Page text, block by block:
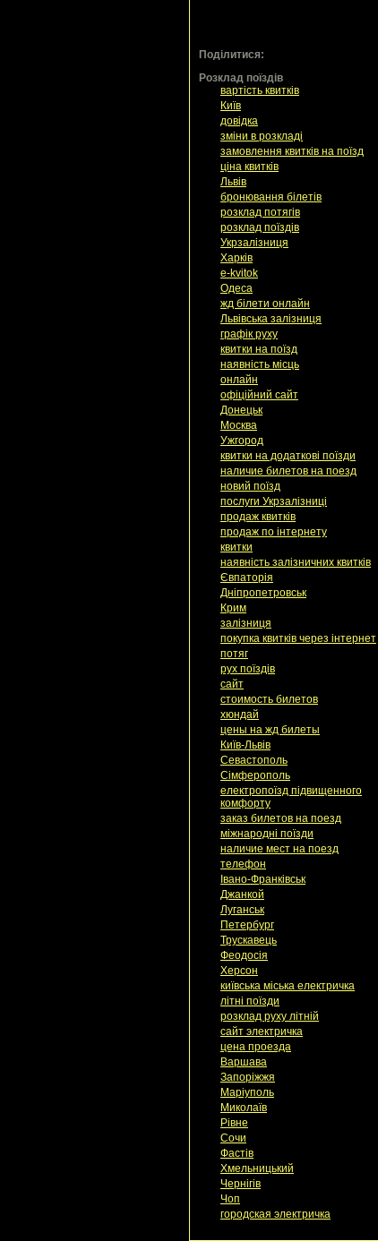
Поділитися:
Розклад поїздів
вартість квитків
Київ
довідка
зміни в розкладі
замовлення квитків на поїзд
ціна квитків
Львів
бронювання білетів
розклад потягів
розклад поїздів
Укрзалізниця
Харків
e-kvitok
Одеса
жд білети онлайн
Львівська залізниця
графік руху
квитки на поїзд
наявність місць
онлайн
офіційний сайт
Донецьк
Москва
Ужгород
квитки на додаткові поїзди
наличие билетов на поезд
новий поїзд
послуги Укрзалізниці
продаж квитків
продаж по інтернету
квитки
наявність залізничних квитків
Євпаторія
Дніпропетровськ
Крим
залізниця
покупка квитків через інтернет
потяг
рух поїздів
сайт
стоимость билетов
хюндай
цены на жд билеты
Київ-Львів
Севастополь
Сімферополь
електропоїзд підвищенного
комфорту
заказ билетов на поезд
міжнародні поїзди
наличие мест на поезд
телефон
Івано-Франківськ
Джанкой
Луганськ
Петербург
Трускавець
Феодосія
Херсон
київська міська електричка
літні поїзди
розклад руху літній
сайт электричка
цена проезда
Варшава
Запоріжжя
Маріуполь
Миколаїв
Рівне
Сочи
Фастів
Хмельницький
Чернігів
Чоп
городская электричка